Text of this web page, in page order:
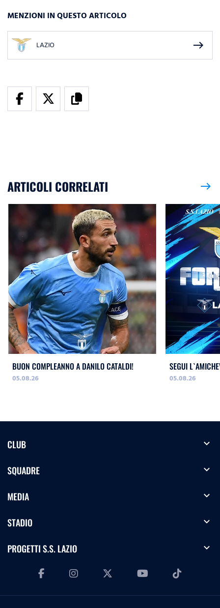
MENZIONI IN QUESTO ARTICOLO
LAZIO east
ARTICOLI CORRELATI east
BUON COMPLEANNO A DANILO CATALDI!
05.08.26
SEGUI
05.08.26
CLUB expand_more
SQUADRE expand_more
MEDIA expand_more
STADIO expand_more
PROGETTI S.S. LAZIO expand_more